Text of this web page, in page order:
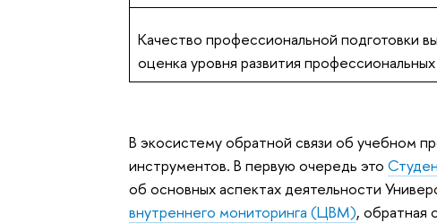
Качество профессиональной подготовки
оценка уровня развития
В экосистему обратной связи об учебном
инструментов. В первую очередь это
об основных аспектах деятельности
внутреннего мониторинга (ЦВМ), обратная